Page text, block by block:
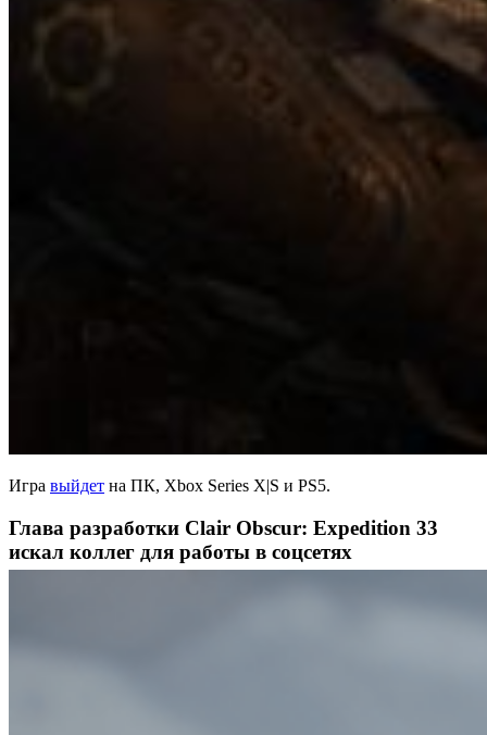
Игра выйдет на ПК, Xbox Series X|S и PS5.
Глава разработки Clair Obscur: Expedition 33
искал коллег для работы в соцсетях